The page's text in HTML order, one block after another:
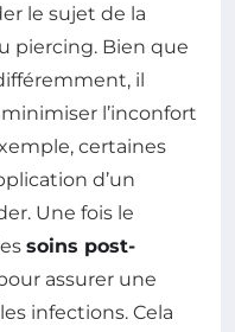
le sujet de la
piercing. Bien que
il
l’inconfort
certaines
d’un
Une fois le
soins post-
assurer une
infections. Cela